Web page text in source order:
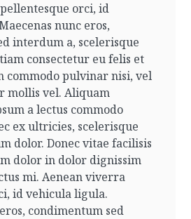
orci, id
nunc eros,
interdum a, scelerisque
consectetur eu felis et
commodo pulvinar nisi, vel
mollis vel. Aliquam
a lectus commodo
ex ultricies, scelerisque
dolor.Donec vitae facilisis
dolor in dolor dignissim
mi. Aenean viverra
id vehicula ligula.
condimentum sed